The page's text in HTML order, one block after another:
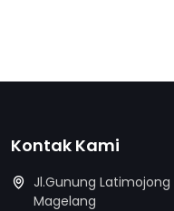
Kontak Kami
Jl.Gunung Latimojong
Magelang